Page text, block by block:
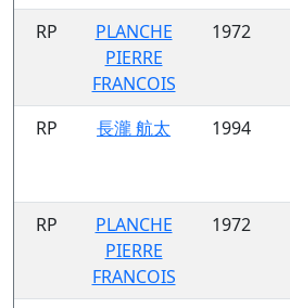
RP
PLANCHE
PIERRE
FRANCOIS
1972
RP 長瀧 航太 1994
RP
PLANCHE
PIERRE
FRANCOIS
1972